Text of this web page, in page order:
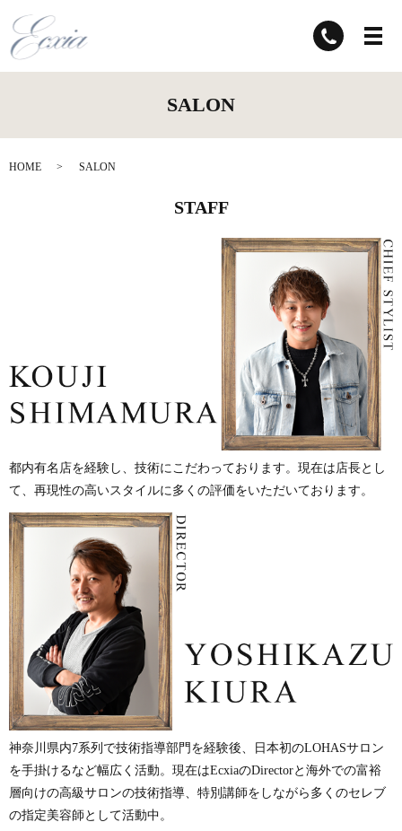
SALON
HOME SALON
STAFF
都内有名店を経験し、技術にこだわっております。現在は店長とし
て、再現性の高いスタイルに多くの評価をいただいております。
神奈川県内7系列で技術指導部門を経験後、日本初のLOHASサロン
を手掛けるなど幅広く活動。現在はEcxiaのDirectorと海外での富裕
層向けの高級サロンの技術指導、特別講師をしながら多くのセレブ
の指定美容師として活動中。